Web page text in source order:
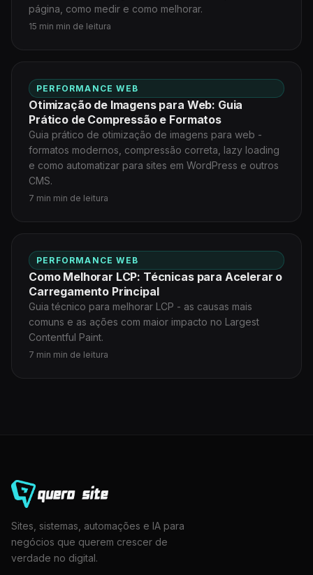
página, como medir e como melhorar.
15 min min de leitura
PERFORMANCE WEB
Otimização de Imagens para Web: Guia
Prático de Compressão e Formatos
Guia prático de otimização de imagens para web -
formatos modernos, compressão correta, lazy loading
e como automatizar para sites em WordPress e outros
CMS.
7 min min de leitura
PERFORMANCE WEB
Como Melhorar LCP: Técnicas para Acelerar o
Carregamento Principal
Guia técnico para melhorar LCP - as causas mais
comuns e as ações com maior impacto no Largest
Contentful Paint.
7 min min de leitura
Sites, sistemas, automações e IA para
negócios que querem crescer de
verdade no digital.